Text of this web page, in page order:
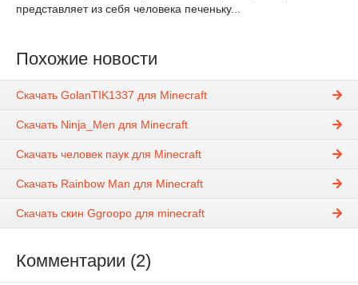
представляет из себя человека печеньку...
Похожие новости
Скачать GolanTIK1337 для Minecraft
Скачать Ninja_Men для Minecraft
Скачать человек паук для Minecraft
Скачать Rainbow Man для Minecraft
Скачать скин Ggroopo для minecraft
Комментарии (2)